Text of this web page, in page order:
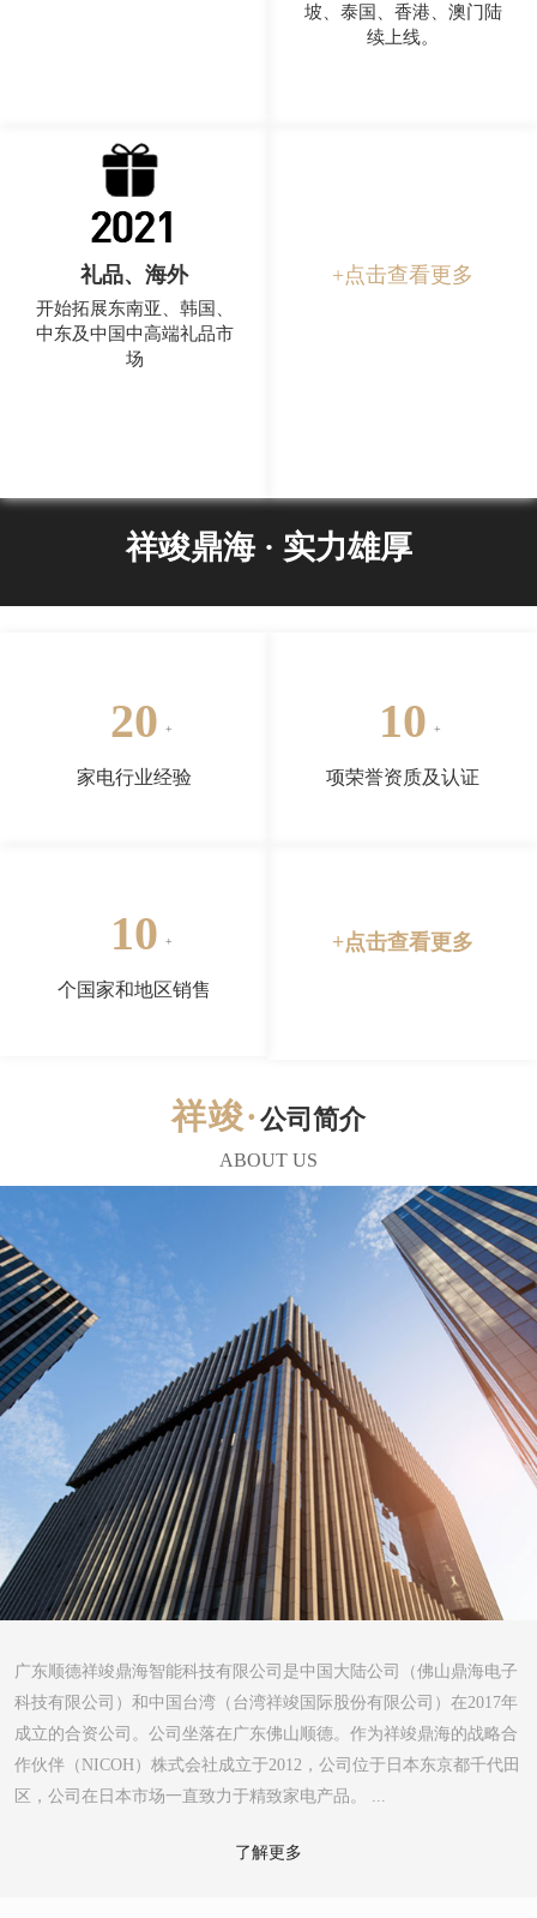
坡、泰国、香港、澳门陆
续上线。
礼品、海外
开始拓展东南亚、韩国、
中东及中国中高端礼品市
场
+点击查看更多
祥竣鼎海 · 实力雄厚
20
家电行业经验
10
项荣誉资质及认证
10
个国家和地区销售
+点击查看更多
公司简介
广东顺德祥竣鼎海智能科技有限公司是中国大陆公司（佛山鼎海电子
科技有限公司）和中国台湾（台湾祥竣国际股份有限公司）在2017年
成立的合资公司。公司坐落在广东佛山顺德。作为祥竣鼎海的战略合
作伙伴（NICOH）株式会社成立于2012，公司位于日本东京都千代田
区，公司在日本市场一直致力于精致家电产品。 ...
了解更多